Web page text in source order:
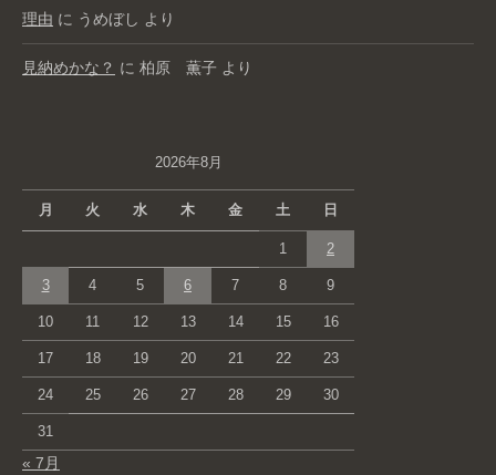
理由 に うめぼし より
見納めかな？ に 柏原 薫子 より
2026年8月
月 火 水 木 金 土 日
1 2
3 4 5 6 7 8 9
10 11 12 13 14 15 16
17 18 19 20 21 22 23
24 25 26 27 28 29 30
31
« 7月